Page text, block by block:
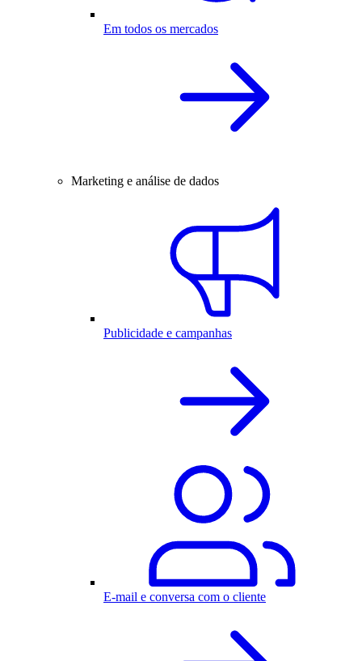
Em todos os mercados
Marketing e análise de dados
Publicidade e campanhas
E-mail e conversa com o cliente